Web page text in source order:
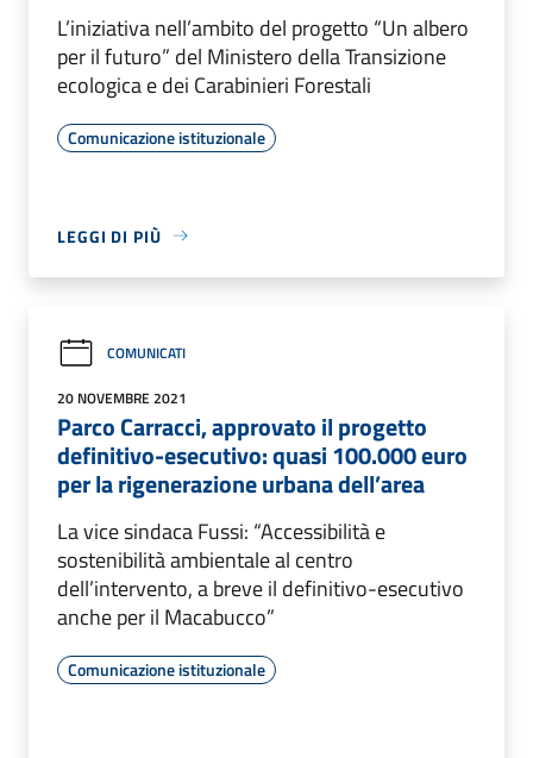
L’iniziativa nell’ambito del progetto “Un albero
per il futuro” del Ministero della Transizione
ecologica e dei Carabinieri Forestali
Comunicazione istituzionale
LEGGI DI PIÙ
COMUNICATI
20 NOVEMBRE 2021
Parco Carracci, approvato il progetto
definitivo-esecutivo: quasi 100.000 euro
per la rigenerazione urbana dell’area
La vice sindaca Fussi: “Accessibilità e
sostenibilità ambientale al centro
dell’intervento, a breve il definitivo-esecutivo
anche per il Macabucco”
Comunicazione istituzionale